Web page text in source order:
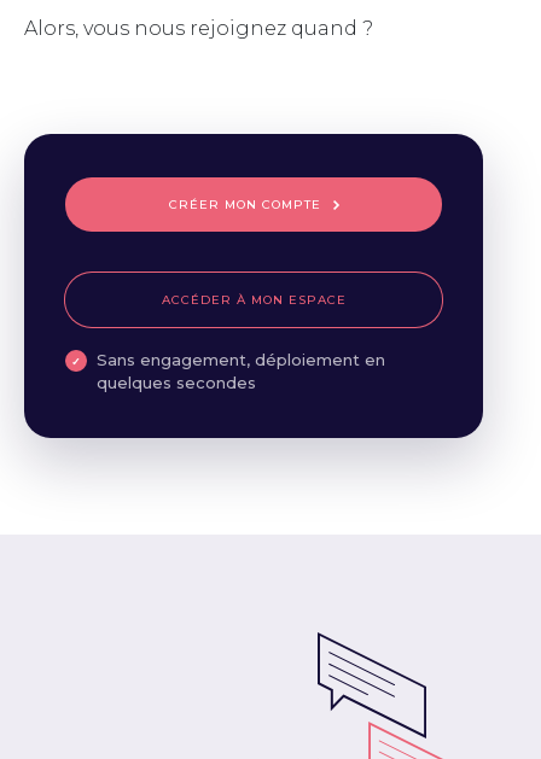
Alors, vous nous rejoignez quand ?
CRÉER MON COMPTE
ACCÉDER À MON ESPACE
Sans engagement, déploiement en
quelques secondes